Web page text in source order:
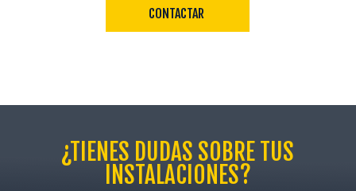
CONTACTAR
¿TIENES DUDAS SOBRE TUS
INSTALACIONES?